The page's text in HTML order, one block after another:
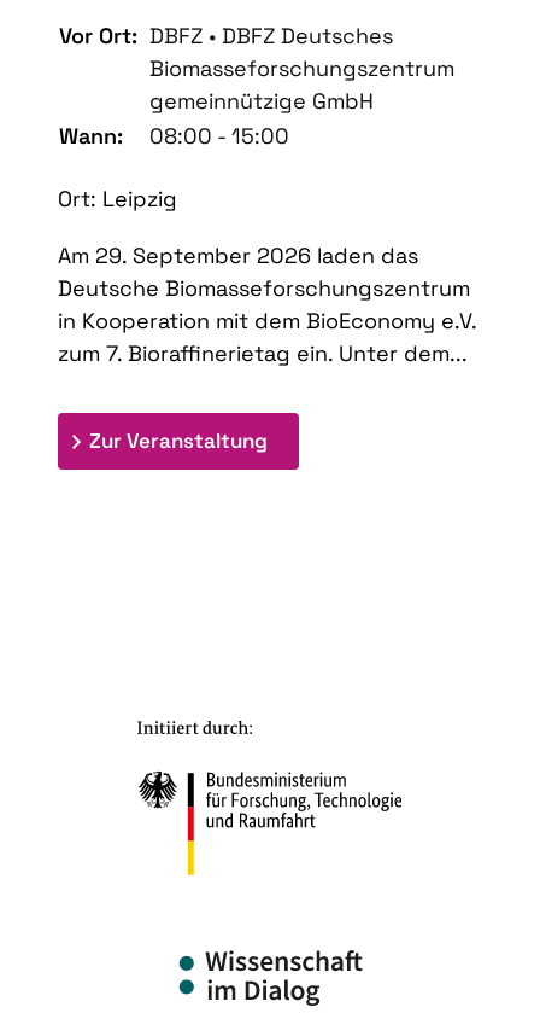
Vor Ort: DBFZ • DBFZ Deutsches
Biomasseforschungszentrum
gemeinnützige GmbH
Wann:
08:00 - 15:00
Ort: Leipzig
Am 29. September 2026 laden das
Deutsche Biomasseforschungszentrum
in Kooperation mit dem BioEconomy e.V.
zum 7. Bioraffinerietag ein. Unter dem...
Zur Veranstaltung